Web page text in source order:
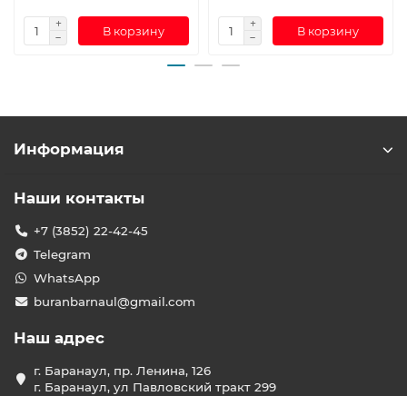
В корзину В корзину
Информация
Наши контакты
+7 (3852) 22-42-45
Telegram
WhatsApp
buranbarnaul@gmail.com
Наш адрес
г. Баранаул, пр. Ленина, 126
г. Баранаул, ул Павловский тракт 299